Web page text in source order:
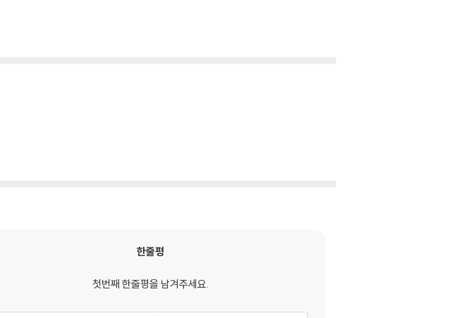
한줄평
첫번째 한줄평을 남겨주세요.